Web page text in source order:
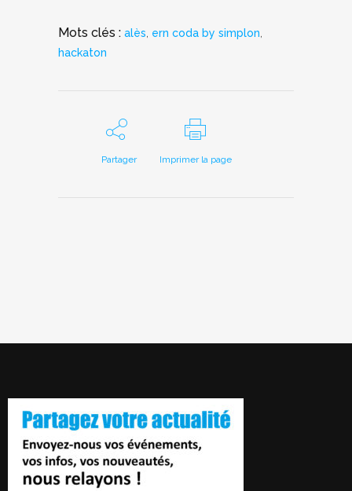
Mots clés : alès, ern coda by simplon,
hackaton
Partager Imprimer la page